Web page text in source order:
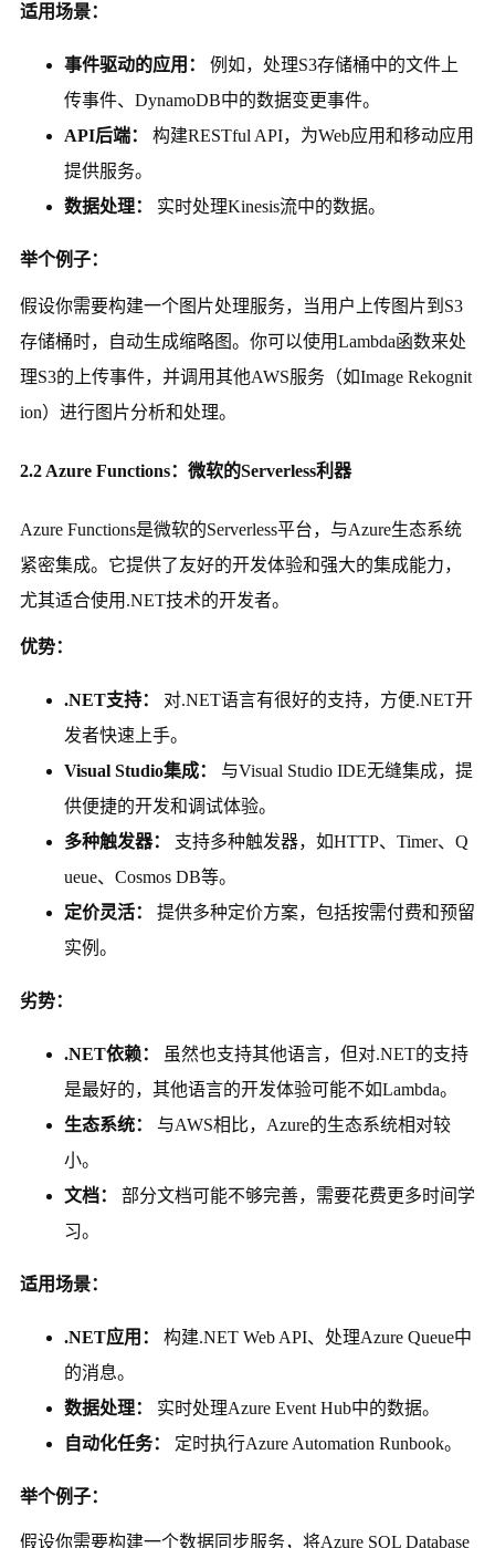
适用场景：
事件驱动的应用：
例如，处理S3存储桶中的文件上
传事件、DynamoDB中的数据变更事件。
API后端：
构建RESTful API，为Web应用和移动应用
提供服务。
数据处理：
实时处理Kinesis流中的数据。
举个例子：
假设你需要构建一个图片处理服务，当用户上传图片到S3
存储桶时，自动生成缩略图。你可以使用Lambda函数来处
理S3的上传事件，并调用其他AWS服务（如Image Rekognit
ion）进行图片分析和处理。
2.2 Azure Functions：微软的Serverless利器
Azure Functions是微软的Serverless平台，与Azure生态系统
紧密集成。它提供了友好的开发体验和强大的集成能力，
尤其适合使用.NET技术的开发者。
优势：
.NET支持：
对.NET语言有很好的支持，方便.NET开
发者快速上手。
Visual Studio集成：
与Visual Studio IDE无缝集成，提
供便捷的开发和调试体验。
多种触发器：
支持多种触发器，如HTTP、Timer、Q
ueue、Cosmos DB等。
定价灵活：
提供多种定价方案，包括按需付费和预留
实例。
劣势：
.NET依赖：
虽然也支持其他语言，但对.NET的支持
是最好的，其他语言的开发体验可能不如Lambda。
生态系统：
与AWS相比，Azure的生态系统相对较
小。
文档：
部分文档可能不够完善，需要花费更多时间学
习。
适用场景：
.NET应用：
构建.NET Web API、处理Azure Queue中
的消息。
数据处理：
实时处理Azure Event Hub中的数据。
自动化任务：
定时执行Azure Automation Runbook。
举个例子：
假设你需要构建一个数据同步服务，将Azure SQL Database